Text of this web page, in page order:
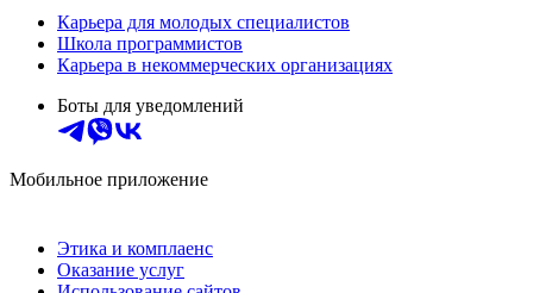
Карьера для молодых специалистов
Школа программистов
Карьера в некоммерческих организациях
Боты для уведомлений
Мобильное приложение
Этика и комплаенс
Оказание услуг